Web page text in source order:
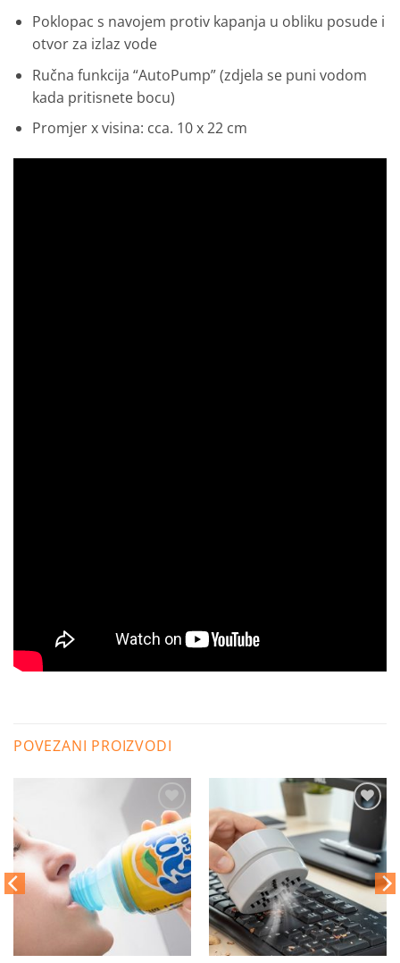
Poklopac s navojem protiv kapanja u obliku posude i
otvor za izlaz vode
Ručna funkcija “AutoPump” (zdjela se puni vodom
kada pritisnete bocu)
Promjer x visina: cca. 10 x 22 cm
POVEZANI PROIZVODI
Dodaj
na
listu
želja
Dodaj
listu
želja